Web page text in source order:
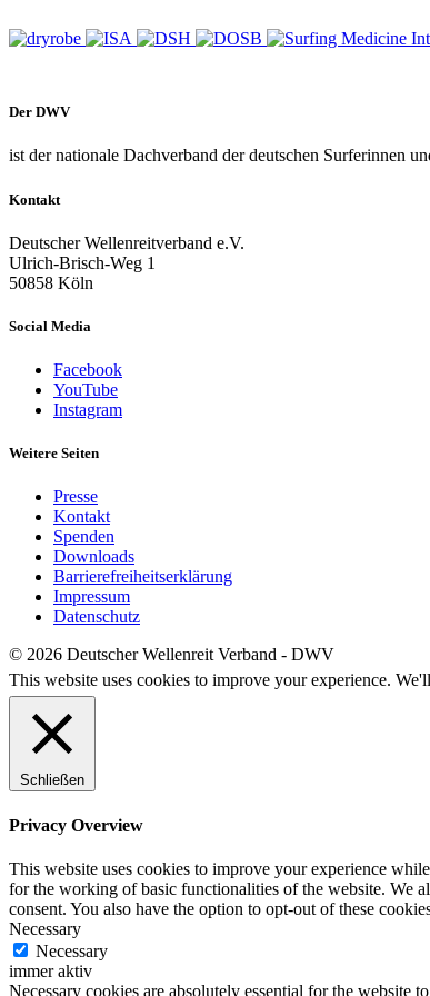
Der DWV
ist der nationale Dachverband der deutschen Surferinnen
Kontakt
Deutscher Wellenreitverband e.V.
Ulrich-Brisch-Weg 1
50858 Köln
Social Media
Facebook
YouTube
Instagram
Weitere Seiten
Presse
Kontakt
Spenden
Downloads
Barrierefreiheitserklärung
Impressum
Datenschutz
© 2026 Deutscher Wellenreit Verband - DWV
This website uses cookies to improve your experience.
Schließen
Privacy Overview
This website uses cookies to improve your experience
for the working of basic functionalities of the website. We
consent. You also have the option to opt-out of these
Necessary
Necessary
immer aktiv
Necessary cookies are absolutely essential for the website